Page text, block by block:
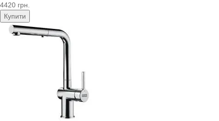
4420 грн.
Купити